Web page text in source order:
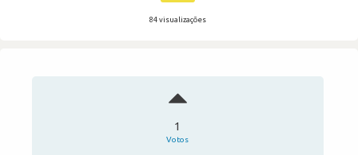
84 visualizações
1
Votos